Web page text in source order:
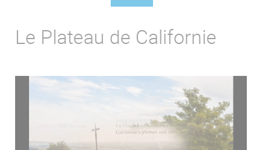
Le Plateau de Californie